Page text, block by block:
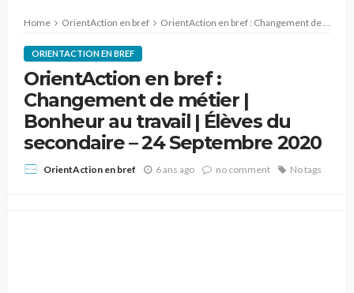
Home OrientAction en bref OrientAction en bref : Changement de métier | Bonheur au travail | Élèves du secondaire – 24 Septembre 2020
ORIENTACTION EN BREF
OrientAction en bref :
Changement de métier |
Bonheur au travail | Élèves du
secondaire – 24 Septembre 2020
OrientAction en bref 6 ans ago no comment No tags